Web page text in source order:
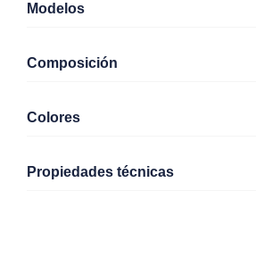
Modelos
Composición
Colores
Propiedades técnicas